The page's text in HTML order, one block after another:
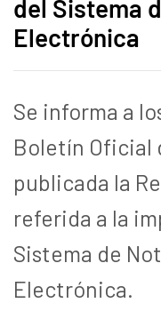
del Sistema
Electrónica
Se informa a
Boletín Oficial
publicada la
referida a la
Sistema de
Electrónica.